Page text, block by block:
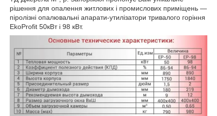
рішення для опалення житлових і промислових приміщень ―
піролізні опалювальні апарати-утилізатори тривалого горіння
EkoProfit 50кВт і 98 кВт.